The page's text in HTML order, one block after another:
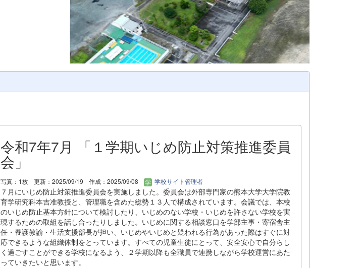
令和7年7月 「１学期いじめ防止対策推進委員
会」
写真：1枚 更新：2025/09/19 作成：2025/09/08 学校サイト管理者
７月にいじめ防止対策推進委員会を実施しました。委員会は外部専門家の熊本大学大学院教
育学研究科本吉准教授と、管理職を含めた総勢１３人で構成されています。会議では、本校
のいじめ防止基本方針について検討したり、いじめのない学校・いじめを許さない学校を実
現するための取組を話し合ったりしました。いじめに関する相談窓口を学部主事・寄宿舎主
任・養護教諭・生活支援部長が担い、いじめやいじめと疑われる行為があった際はすぐに対
応できるような組織体制をとっています。すべての児童生徒にとって、安全安心で自分らし
く過ごすことができる学校になるよう、２学期以降も全職員で連携しながら学校運営にあた
っていきたいと思います。